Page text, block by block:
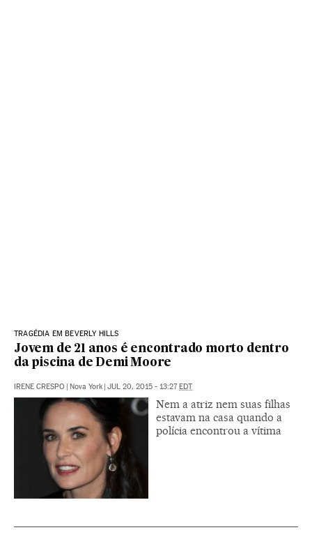
TRAGÉDIA EM BEVERLY HILLS
Jovem de 21 anos é encontrado morto dentro
da piscina de Demi Moore
IRENE CRESPO | Nova York | JUL 20, 2015 - 13:27EDT
Nem a atriz nem suas filhas
estavam na casa quando a
polícia encontrou a vítima